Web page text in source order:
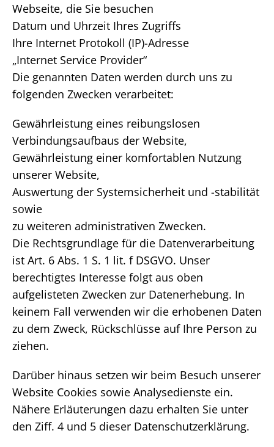
Webseite, die Sie besuchen
Datum und Uhrzeit Ihres Zugriffs
Ihre Internet Protokoll (IP)-Adresse
„Internet Service Provider“
Die genannten Daten werden durch uns zu
folgenden Zwecken verarbeitet:
Gewährleistung eines reibungslosen
Verbindungsaufbaus der Website,
Gewährleistung einer komfortablen Nutzung
unserer Website,
Auswertung der Systemsicherheit und -stabilität
sowie
zu weiteren administrativen Zwecken.
Die Rechtsgrundlage für die Datenverarbeitung
ist Art. 6 Abs. 1 S. 1 lit. f DSGVO. Unser
berechtigtes Interesse folgt aus oben
aufgelisteten Zwecken zur Datenerhebung. In
keinem Fall verwenden wir die erhobenen Daten
zu dem Zweck, Rückschlüsse auf Ihre Person zu
ziehen.
Darüber hinaus setzen wir beim Besuch unserer
Website Cookies sowie Analysedienste ein.
Nähere Erläuterungen dazu erhalten Sie unter
den Ziff. 4 und 5 dieser Datenschutzerklärung.